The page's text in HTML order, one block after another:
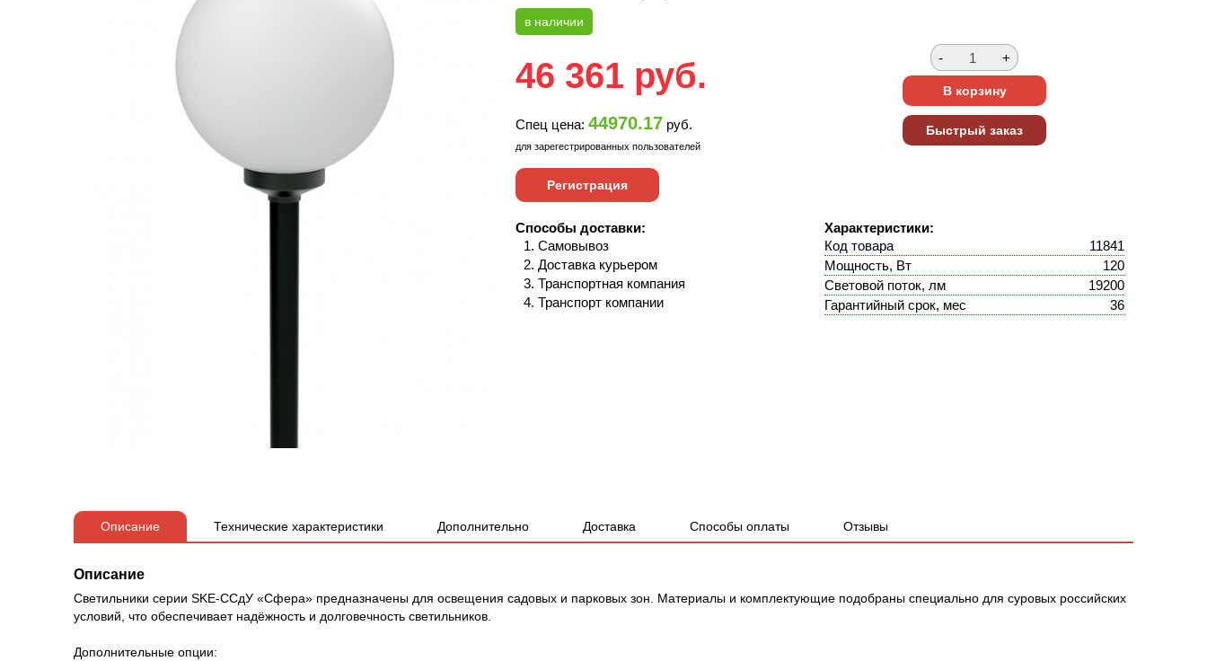
в наличии
46 361 руб.
Спец цена: 44970.17 руб.
для зарегестрированных пользователей
Регистрация
Способы доставки:
Самовывоз
Доставка курьером
Транспортная компания
Транспорт компании
Характеристики:
Код товара
11841
Мощность, Вт
120
Световой поток, лм
19200
Гарантийный срок, мес
36
Описание Технические характеристики Дополнительно Доставка Способы оплаты Отзывы
Описание
Светильники серии SKE-ССдУ «Сфера» предназначены для освещения садовых и парковых зон. Материалы и комплектующие подобраны специально для суровых российских
условий, что обеспечивает надёжность и долговечность светильников.
Дополнительные опции: